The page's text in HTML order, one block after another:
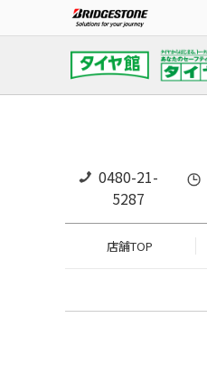
0480-21-
5287
店舗TOP